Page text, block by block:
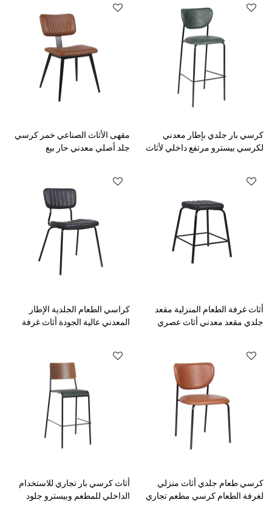
كرسي بار جلدي بإطار معدني
لكرسي بيسترو مرتفع داخلي لأثاث
مقهى الأثاث الصناعي خمر كرسي
جلد أصلي معدني حار بيع
أثاث غرفة الطعام المنزلية مقعد
جلدي مقعد معدني أثاث عصري
كراسي الطعام الجلدية الإطار
المعدني عالية الجودة أثاث غرفة
كرسي طعام جلدي أثاث منزلي
لغرفة الطعام كرسي مطعم تجاري
أثاث كرسي بار تجاري للاستخدام
الداخلي للمطعم وبيسترو جلود